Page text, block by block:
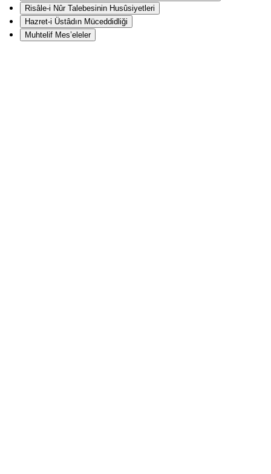
Risâle-i Nûr Talebesinin Husûsiyetleri
Hazret-i Üstâdın Müceddidliği
Muhtelif Mes’eleler